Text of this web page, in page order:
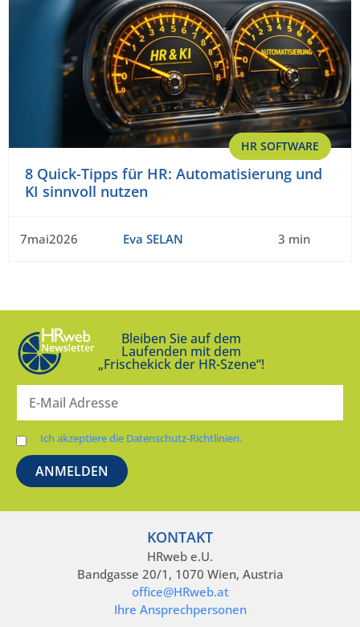
HR SOFTWARE
8 Quick-Tipps für HR: Automatisierung und
KI sinnvoll nutzen
7mai2026 Eva SELAN 3 min
Bleiben Sie auf dem
Laufenden mit dem
„Frischekick der HR-Szene“!
Ich akzeptiere die Datenschutz-Richtlinien.
KONTAKT
HRweb e.U.
Bandgasse 20/1, 1070 Wien, Austria
office@HRweb.at
Ihre Ansprechpersonen